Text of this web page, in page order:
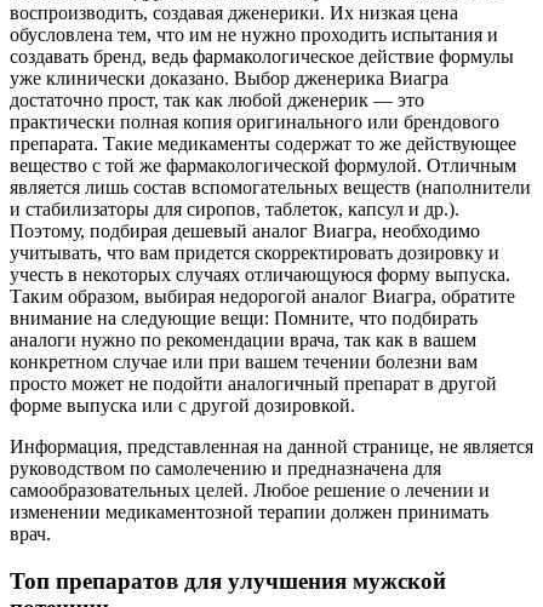
воспроизводить, создавая дженерики. Их низкая цена
обусловлена тем, что им не нужно проходить испытания и
создавать бренд, ведь фармакологическое действие формулы
уже клинически доказано. Выбор дженерика Виагра
достаточно прост, так как любой дженерик — это
практически полная копия оригинального или брендового
препарата. Такие медикаменты содержат то же действующее
вещество с той же фармакологической формулой. Отличным
является лишь состав вспомогательных веществ (наполнители
и стабилизаторы для сиропов, таблеток, капсул и др.).
Поэтому, подбирая дешевый аналог Виагра, необходимо
учитывать, что вам придется скорректировать дозировку и
учесть в некоторых случаях отличающуюся форму выпуска.
Таким образом, выбирая недорогой аналог Виагра, обратите
внимание на следующие вещи: Помните, что подбирать
аналоги нужно по рекомендации врача, так как в вашем
конкретном случае или при вашем течении болезни вам
просто может не подойти аналогичный препарат в другой
форме выпуска или с другой дозировкой.
Информация, представленная на данной странице, не является
руководством по самолечению и предназначена для
самообразовательных целей. Любое решение о лечении и
изменении медикаментозной терапии должен принимать
врач.
Топ препаратов для улучшения мужской